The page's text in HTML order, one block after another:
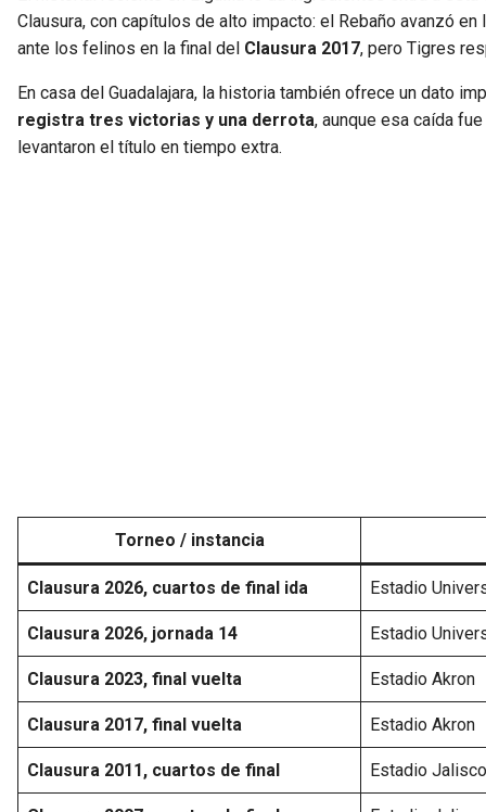
Clausura, con capítulos de alto impacto: el Rebaño avanzó
ante los felinos en la final del Clausura 2017, pero Tigres
En casa del Guadalajara, la historia también ofrece un dato
registra tres victorias y una derrota, aunque esa caída
levantaron el título en tiempo extra.
Torneo / instancia
Clausura 2026, cuartos de final ida Estadio
Clausura 2026, jornada 14 Estadio
Clausura 2023, final vuelta Estadio Akron
Clausura 2017, final vuelta Estadio Akron
Clausura 2011, cuartos de final Estadio Jalisco